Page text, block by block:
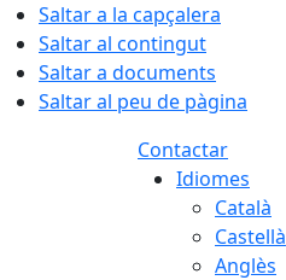
Saltar a la capçalera
Saltar al contingut
Saltar a documents
Saltar al peu de pàgina
Contactar
Idiomes
Català
Castellà
Anglès